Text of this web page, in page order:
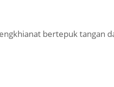
bertepuk tangan